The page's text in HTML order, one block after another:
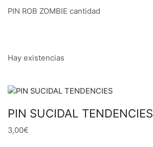
PIN ROB ZOMBIE cantidad
Hay existencias
PIN SUCIDAL TENDENCIES
3,00€